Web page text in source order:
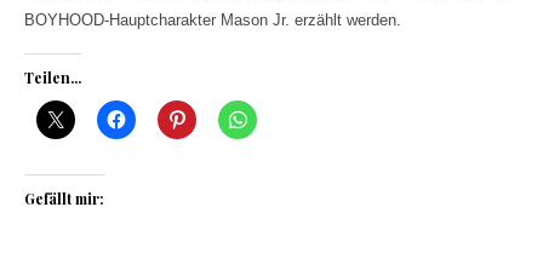
BOYHOOD-Hauptcharakter Mason Jr. erzählt werden.
Teilen...
Gefällt mir: